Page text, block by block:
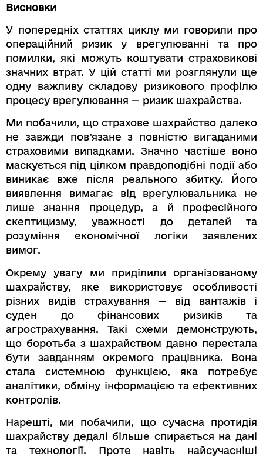
Висновки
У попередніх статтях циклу ми говорили про
операційний ризик у врегулюванні та про
помилки, які можуть коштувати страховикові
значних втрат. У цій статті ми розглянули ще
одну важливу складову ризикового профілю
процесу врегулювання — ризик шахрайства.
Ми побачили, що страхове шахрайство далеко
не завжди пов’язане з повністю вигаданими
страховими випадками. Значно частіше воно
маскується під цілком правдоподібні події або
виникає вже після реального збитку. Його
виявлення вимагає від врегулювальника не
лише знання процедур, а й професійного
скептицизму, уважності до деталей та
розуміння економічної логіки заявлених
вимог.
Окрему увагу ми приділили організованому
шахрайству, яке використовує особливості
різних видів страхування — від вантажів і
суден до фінансових ризиків та
агрострахування. Такі схеми демонструють,
що боротьба з шахрайством давно перестала
бути завданням окремого працівника. Вона
стала системною функцією, яка потребує
аналітики, обміну інформацією та ефективних
контролів.
Нарешті, ми побачили, що сучасна протидія
шахрайству дедалі більше спирається на дані
та технології. Проте навіть найсучасніші